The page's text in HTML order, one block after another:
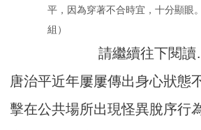
平，因為穿著不合時宜，十分顯眼
組）
請繼續往下閱
唐治平近年屢屢傳出身心狀態
擊在公共場所出現怪異脫序行